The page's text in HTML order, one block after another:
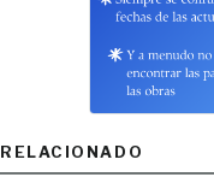
RELACIONADO